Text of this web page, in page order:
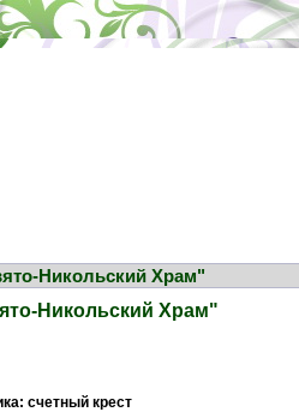
Никольский Храм"
Никольский Храм"
счетный крест